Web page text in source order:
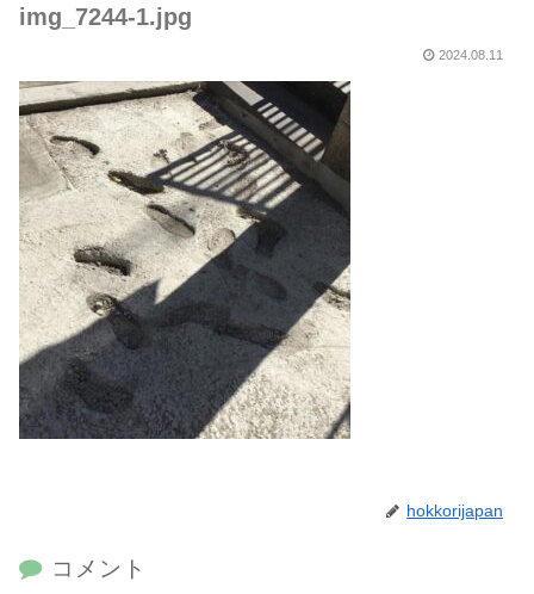
img_7244-1.jpg
2024.08.11
hokkorijapan
コメント